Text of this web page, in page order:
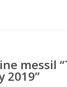
messil
2019”